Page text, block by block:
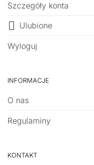
Szczegóły konta
Ulubione
Wyloguj
INFORMACJE
O nas
Regulaminy
KONTAKT